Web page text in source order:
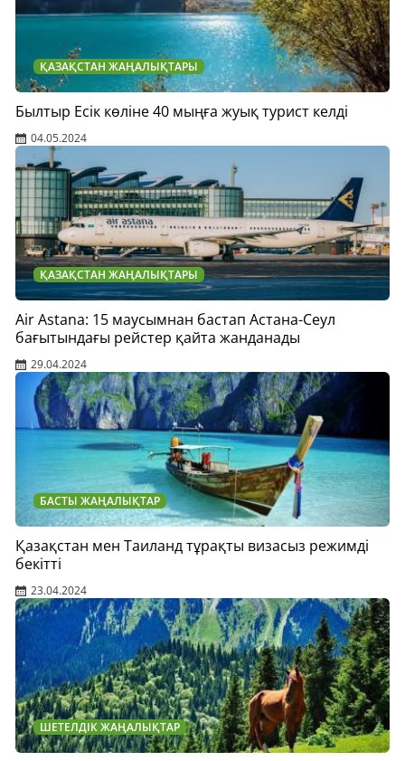
ҚАЗАҚСТАН ЖАҢАЛЫҚТАРЫ
Былтыр Есік көліне 40 мыңға жуық турист келді
04.05.2024
ҚАЗАҚСТАН ЖАҢАЛЫҚТАРЫ
Air Astana: 15 маусымнан бастап Астана-Сеул
бағытындағы рейстер қайта жанданады
29.04.2024
БАСТЫ ЖАҢАЛЫҚТАР
Қазақстан мен Таиланд тұрақты визасыз режимді
бекітті
23.04.2024
ШЕТЕЛДІК ЖАҢАЛЫҚТАР